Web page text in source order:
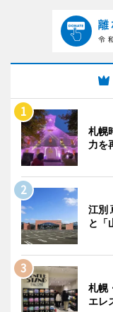
札幌
力を
江別
と「
札幌
エレ